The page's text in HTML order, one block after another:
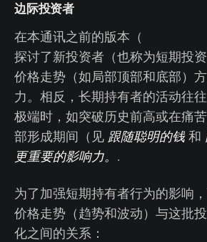
边际投资者
在本通讯之前的版本（
探讨了新投资者（也称为短期投
价格走势（如局部顶部和底部）
力。相反，长期持有者的活动往
极端时，如突破历史前高或在痛
部形成期间（见 跟随聪明的钱和
更重要的影响力。 .
为了加强短期持有者行为的影响
价格走势（趋势和波动）与这批
化之间的关系：